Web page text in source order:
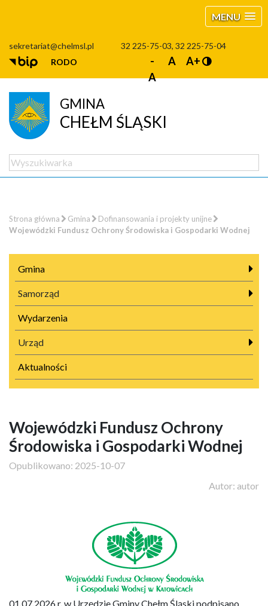
MENU
sekretariat@chelmsl.pl
32 225-75-03, 32 225-75-04
RODO
-
A
A A+
GMINA
CHEŁM ŚLĄSKI
Strona główna Gmina
Dofinansowania i projekty unijne
Wojewódzki Fundusz Ochrony Środowiska i Gospodarki Wodnej
Gmina
Samorząd
Wydarzenia
Urząd
Aktualności
Wojewódzki Fundusz Ochrony
Środowiska i Gospodarki Wodnej
Opublikowano: 2025-10-07
Autor: autor
01.07.2026 r. w Urzędzie Gminy Chełm Śląski podpisano